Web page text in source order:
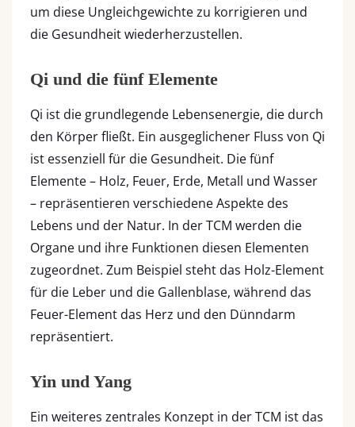
um diese Ungleichgewichte zu korrigieren und
die Gesundheit wiederherzustellen.
Qi und die fünf Elemente
Qi ist die grundlegende Lebensenergie, die durch
den Körper fließt. Ein ausgeglichener Fluss von Qi
ist essenziell für die Gesundheit. Die fünf
Elemente – Holz, Feuer, Erde, Metall und Wasser
– repräsentieren verschiedene Aspekte des
Lebens und der Natur. In der TCM werden die
Organe und ihre Funktionen diesen Elementen
zugeordnet. Zum Beispiel steht das Holz-Element
für die Leber und die Gallenblase, während das
Feuer-Element das Herz und den Dünndarm
repräsentiert.
Yin und Yang
Ein weiteres zentrales Konzept in der TCM ist das